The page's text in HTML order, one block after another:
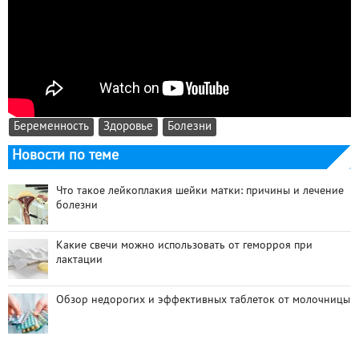
Беременность Здоровье Болезни
Новости по теме
Что такое лейкоплакия шейки матки: причины и лечение
болезни
Какие свечи можно использовать от геморроя при
лактации
Обзор недорогих и эффективных таблеток от молочницы